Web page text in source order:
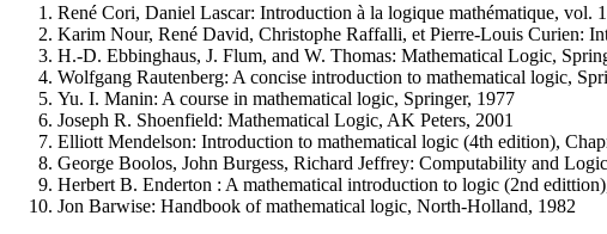
René Cori, Daniel Lascar: Introduction à la logique mathématique, vol.
Karim Nour, René David, Christophe Raffalli, et Pierre-Louis Curien:
H.-D. Ebbinghaus, J. Flum, and W. Thomas: Mathematical Logic,
Wolfgang Rautenberg: A concise introduction to mathematical logic,
Yu. I. Manin: A course in mathematical logic, Springer, 1977
Joseph R. Shoenfield: Mathematical Logic, AK Peters, 2001
Elliott Mendelson: Introduction to mathematical logic (4th edition),
George Boolos, John Burgess, Richard Jeffrey: Computability and
Herbert B. Enderton : A mathematical introduction to logic (2nd
Jon Barwise: Handbook of mathematical logic, North-Holland, 1982